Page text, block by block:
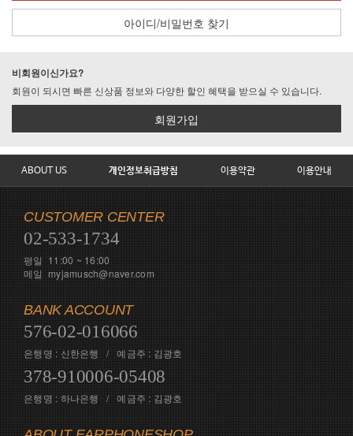
아이디/비밀번호 찾기
비회원이신가요?
회원이 되시면 빠른 신상품 정보와 다양한 할인 혜택을 받으실 수 있습니다.
회원가입
ABOUT US 개인정보취급방침 이용약관 이용안내
CUSTOMER CENTER
02-533-1734
평일 11:00 ~ 16:00
메일 myjamusch@naver.com
BANK ACCOUNT
576-02-016066
은행명 : 신한은행 / 예금주 : 김광호
378-910006-05408
은행명 : 하나은행 / 예금주 : 김광호